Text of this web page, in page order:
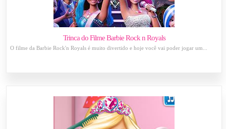
Trinca do Filme Barbie Rock n Royals
O filme da Barbie Rock'n Royals é muito divertido e hoje você vai poder jogar um...